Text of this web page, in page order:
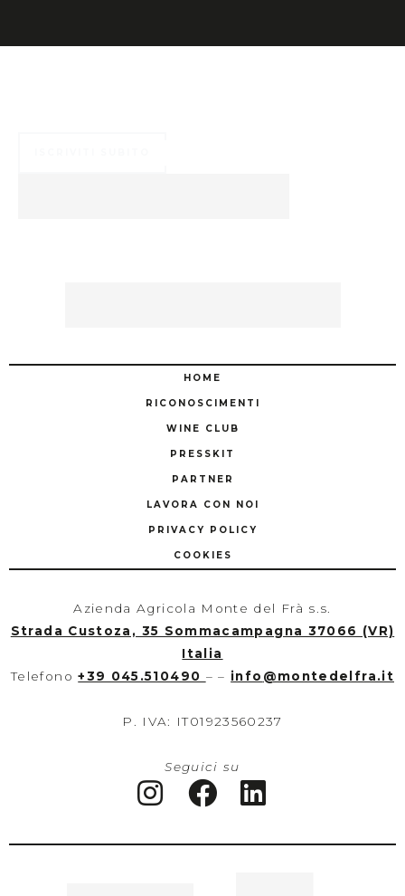
HOME
RICONOSCIMENTI
WINE CLUB
PRESSKIT
PARTNER
LAVORA CON NOI
PRIVACY POLICY
COOKIES
Azienda Agricola Monte del Frà s.s.
Strada Custoza, 35 Sommacampagna 37066 (VR)
Italia
Telefono+39 045.510490 – – info @montedelfra.it
P. IVA: IT01923560237
Seguici su